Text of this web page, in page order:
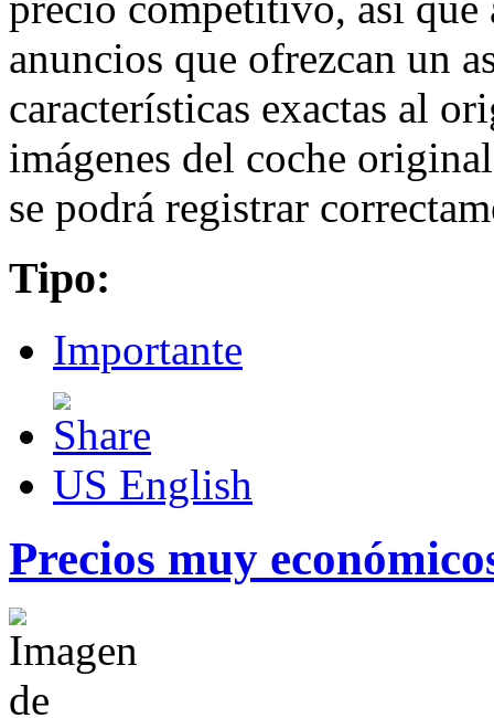
anuncios que ofrezcan un
características exactas al
imágenes del coche
se podrá registrar
Tipo:
Importante
US English
Precios muy